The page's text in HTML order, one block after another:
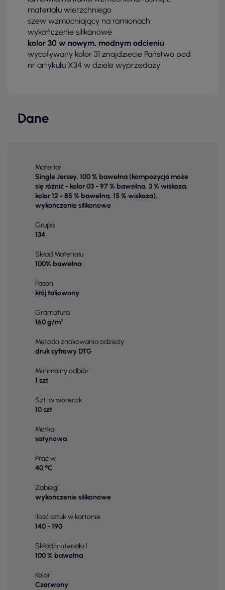
materiału wierzchniego
szew wzmacniający na ramionach
wykończenie silikonowe
kolor 30 w nowym, modnym odcieniu
wycofywany kolor 31 znajdziecie Państwo pod
nr artykułu X34 w dziele wyprzedaży
Dane
Materiał
Single Jersey, 100 % bawełna (kompozycja może
się różnić - kolor 03 - 97 % bawełna, 3 % wiskoza,
kolor 12 - 85 % bawełna, 15 % wiskoza),
wykończenie silikonowe
Grupa
134
Skład Materiału
100% bawełna
Fason
krój taliowany
Gramatura
160 g/m²
Metoda znakowania odzieży
druk cyfrowy DTG
Minimalny odbiór
1 szt
Szt. w woreczk
10 szt
Metka
satynowa
Prać w
40 °C
Zabiegi
wykończenie silikonowe
Ilość sztuk w kartonie
140 - 190
Skład materiału 1
100 % bawełna
Kolor
Czerwony